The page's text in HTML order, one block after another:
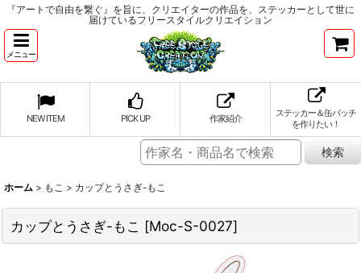
『アートで自由を繋ぐ』を旨に、クリエイターの作品を、ステッカーとして世に
届けているフリースタイルクリエイション
メニュー
NEW ITEM PICK UP 作家紹介
ステッカー＆缶バッチ
を作りたい！
ホーム > もこ > カップとうさぎ-もこ
カップとうさぎ-もこ [Moc-S-0027]